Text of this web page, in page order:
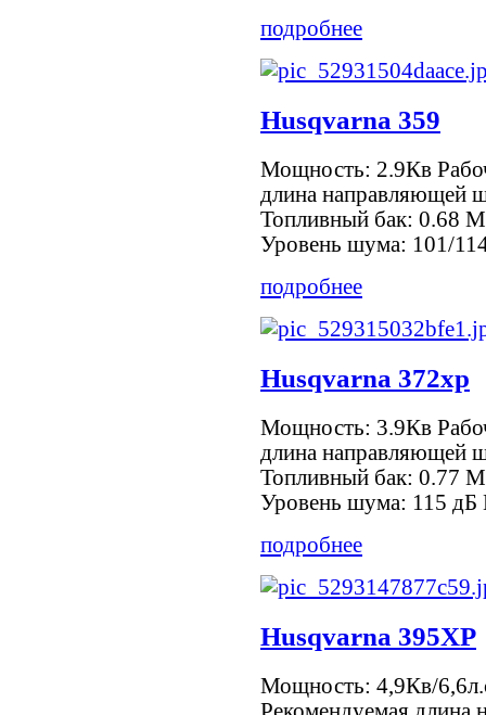
подробнее
Husqvarna 359
Мощность: 2.9Кв
длина направляющей
Топливный бак: 0.68
Уровень шума: 101/
подробнее
Husqvarna 372xp
Мощность: 3.9Кв
длина направляющей
Топливный бак: 0.77
Уровень шума: 115 дБ
подробнее
Husqvarna 395ХР
Мощность: 4,9Кв/